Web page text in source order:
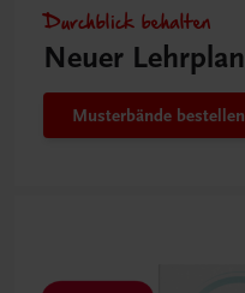
Durchblick behalten
Neuer Lehrplan
Musterbände bestellen